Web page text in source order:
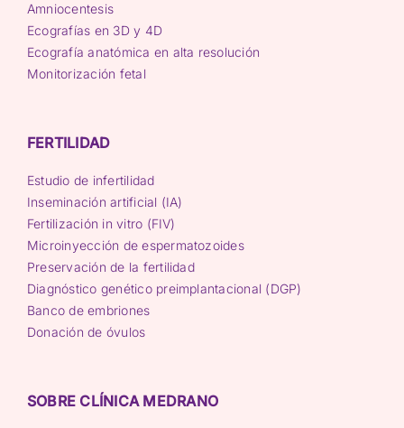
Amniocentesis
Ecografías en 3D y 4D
Ecografía anatómica en alta resolución
Monitorización fetal
FERTILIDAD
Estudio de infertilidad
Inseminación artificial (IA)
Fertilización in vitro (FIV)
Microinyección de espermatozoides
Preservación de la fertilidad
Diagnóstico genético preimplantacional (DGP)
Banco de embriones
Donación de óvulos
SOBRE CLÍNICA MEDRANO